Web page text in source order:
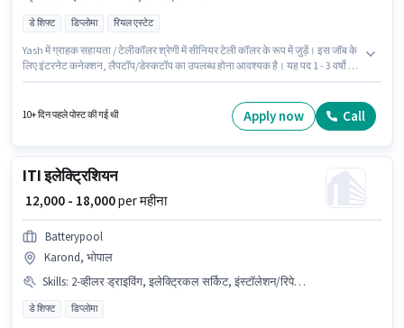
डे शिफ्ट डिप्लोमा रियल एस्टेट
Yash में ग्राहक सहायता / टेलीकॉलर श्रेणी में सीनियर टेली कॉलर के रूप में जुड़ें। इस जॉब के
लिए इंटरनेट कनेक्शन, लैपटॉप/डेस्कटॉप का उपलब्ध होना आवश्यक है। यह पद 1 - 3 वर्षो वर्ष
working प्रति सप्ताह है। यह वैकेंसी नया पुरा, कोलार रोड, भोपाल में है।
10+ दिन पहले पोस्ट की गई थी Apply now Call
ITI इलेक्ट्रिशियन
₹ 12,000 - 18,000per महीना
Batterypool
Karond, भोपाल
Skills: 2-व्हीलर ड्राइविंग, इलेक्ट्रिकल सर्किट, इंस्टॉलेशन/रिपेयर, बाइक
डे शिफ्ट डिप्लोमा